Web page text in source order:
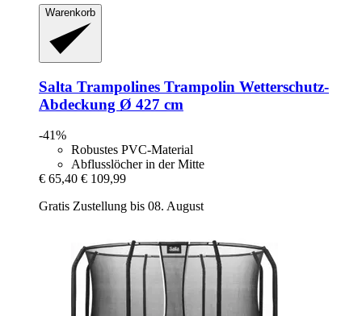
Warenkorb
Salta Trampolines Trampolin Wetterschutz-​
Abdeckung Ø 427 cm
-41%
Robustes PVC-Material
Abflusslöcher in der Mitte
€ 65,40 € 109,99
Gratis Zustellung bis 08. August